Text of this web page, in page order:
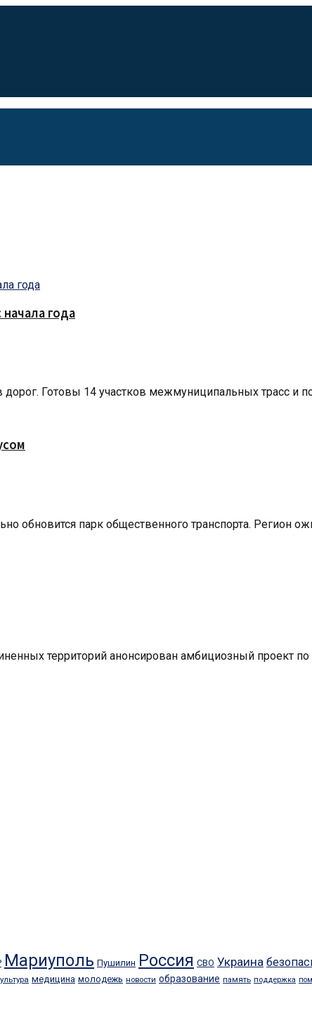
года
Готовы 14 участков межмуниципальных трасс и
обновится парк общественного транспорта. Регион
территорий анонсирован амбициозный проект
Мариуполь Пушилин Россия СВО Украина
медицина молодежь новости образование память поддержка